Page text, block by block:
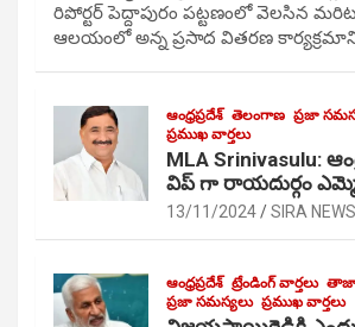
రిపోర్టర్ పెద్దాపురం పట్టణంలో వెలసిన
ఆలయంలో అన్న ప్రసాద వితరణ కార్యక్రమాన్ని
ఆంధ్రప్రదేశ్ తెలంగాణ ప్రజా
ప్రముఖ వార్తలు
MLA Srinivasulu:
విప్ గా రాయదుర్గం
13/11/2024 SIRA NEWS
ఆంధ్రప్రదేశ్ ట్రేండింగ్ వార్తలు తాజా
ప్రజా సమస్యలు ప్రముఖ వార్తలు